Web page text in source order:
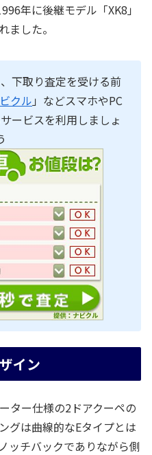
年に後継モデル「XK8」
ました。
下取り査定を受ける前
クル 」などスマホやPC
ービスを利用しましょ
イン
ター仕様の2ドアクーペの
グは曲線的なEタイプとは
ッチバックでありながら側